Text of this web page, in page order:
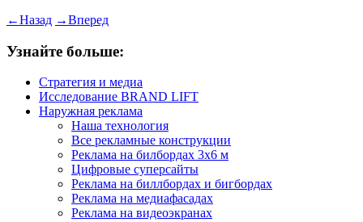
←Назад →Вперед
Узнайте больше:
Стратегия и медиа
Исследование BRAND LIFT
Наружная реклама
Наша технология
Все рекламные конструкции
Реклама на билбордах 3х6 м
Цифровые суперсайты
Реклама на биллбордах и бигбордах
Реклама на медиафасадах
Реклама на видеоэкранах